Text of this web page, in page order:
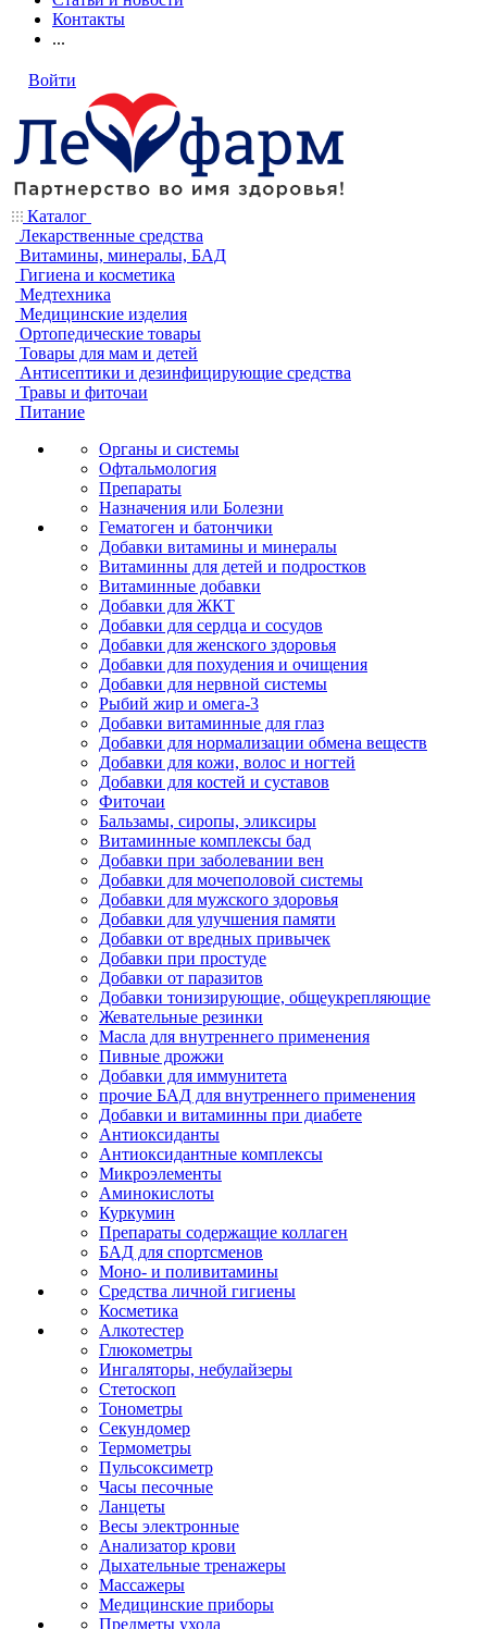
Контакты
...
Войти
Каталог
Лекарственные средства
Витамины, минералы, БАД
Гигиена и косметика
Медтехника
Медицинские изделия
Ортопедические товары
Товары для мам и детей
Антисептики и дезинфицирующие средства
Травы и фиточаи
Питание
Органы и системы
Офтальмология
Препараты
Назначения или Болезни
Гематоген и батончики
Добавки витамины и минералы
Витаминны для детей и подростков
Витаминные добавки
Добавки для ЖКТ
Добавки для сердца и сосудов
Добавки для женского здоровья
Добавки для похудения и очищения
Добавки для нервной системы
Рыбий жир и омега-3
Добавки витаминные для глаз
Добавки для нормализации обмена веществ
Добавки для кожи, волос и ногтей
Добавки для костей и суставов
Фиточаи
Бальзамы, сиропы, эликсиры
Витаминные комплексы бад
Добавки при заболевании вен
Добавки для мочеполовой системы
Добавки для мужского здоровья
Добавки для улучшения памяти
Добавки от вредных привычек
Добавки при простуде
Добавки от паразитов
Добавки тонизирующие, общеукрепляющие
Жевательные резинки
Масла для внутреннего применения
Пивные дрожжи
Добавки для иммунитета
прочие БАД для внутреннего применения
Добавки и витаминны при диабете
Антиоксиданты
Антиоксидантные комплексы
Микроэлементы
Аминокислоты
Куркумин
Препараты содержащие коллаген
БАД для спортсменов
Моно- и поливитамины
Средства личной гигиены
Косметика
Алкотестер
Глюкометры
Ингаляторы, небулайзеры
Стетоскоп
Тонометры
Секундомер
Термометры
Пульсоксиметр
Часы песочные
Ланцеты
Весы электронные
Анализатор крови
Дыхательные тренажеры
Массажеры
Медицинские приборы
Предметы ухода